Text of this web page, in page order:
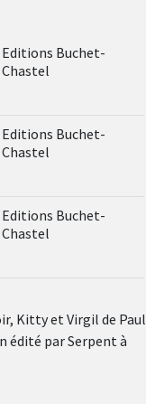
Editions Buchet-
Chastel
Editions Buchet-
Chastel
Editions Buchet-
Chastel
Kitty et Virgil de Paul
édité par Serpent à